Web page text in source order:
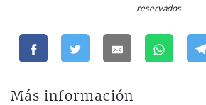
reservados
Más información